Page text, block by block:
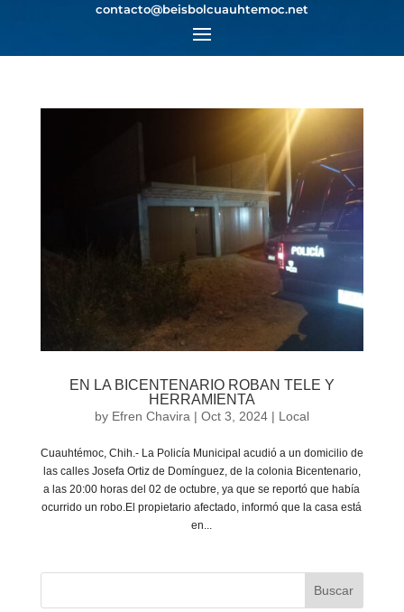
contacto@beisbolcuauhtemoc.net
EN LA BICENTENARIO ROBAN TELE Y
HERRAMIENTA
by Efren Chavira | Oct 3, 2024| Local
Cuauhtémoc, Chih.- La Policía Municipal acudió a un domicilio de
las calles Josefa Ortiz de Domínguez, de la colonia Bicentenario,
a las 20:00 horas del 02 de octubre, ya que se reportó que había
ocurrido un robo.El propietario afectado, informó que la casa está
en...
Buscar